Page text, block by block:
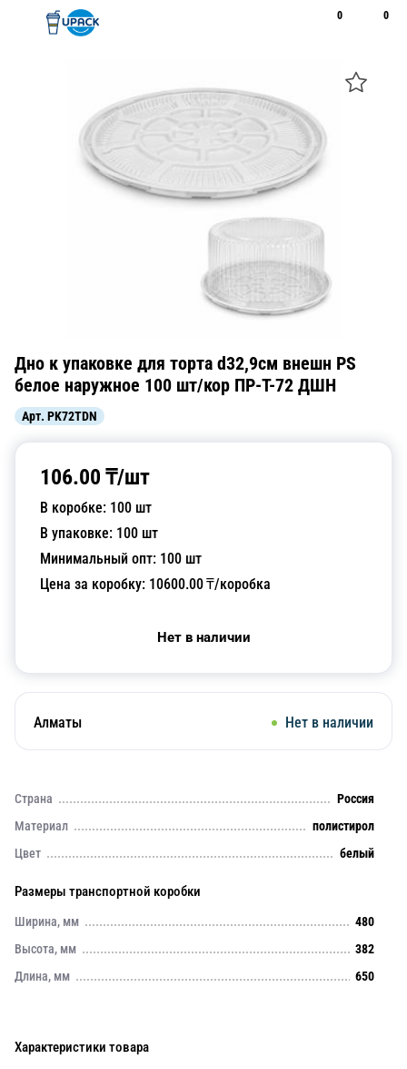
0 0
Дно к упаковке для торта d32,9см внешн PS
белое наружное 100 шт/кор ПР-Т-72 ДШН
Арт. PK72TDN
106.00 ₸/шт
В коробке: 100 шт
В упаковке: 100 шт
Минимальный опт: 100 шт
Цена за коробку: 10600.00₸/коробка
Нет в наличии
Алматы Нет в наличии
Страна
Россия
Материал
полистирол
Цвет
белый
Размеры транспортной коробки
Ширина, мм
480
Высота, мм
382
Длина, мм
650
Характеристики товара